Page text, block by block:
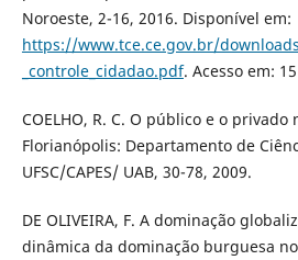
Noroeste, 2-16, 2016. Disponível em:
https://www.tce.ce.gov.br/
_controle_cidadao.pdf. Acesso em:
COELHO, R. C. O público e o
Florianópolis: Departamento de
UFSC/CAPES/ UAB, 30-78, 2009.
DE OLIVEIRA, F. A dominação
dinâmica da dominação burguesa no